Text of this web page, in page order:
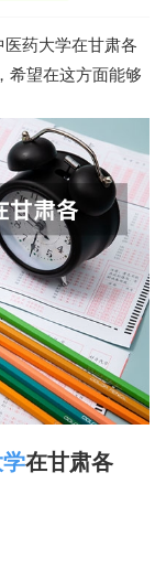
药大学在甘肃各
希望在这方面能够
在甘肃各